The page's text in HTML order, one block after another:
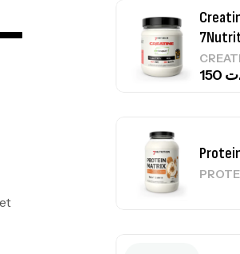
GH
Autres